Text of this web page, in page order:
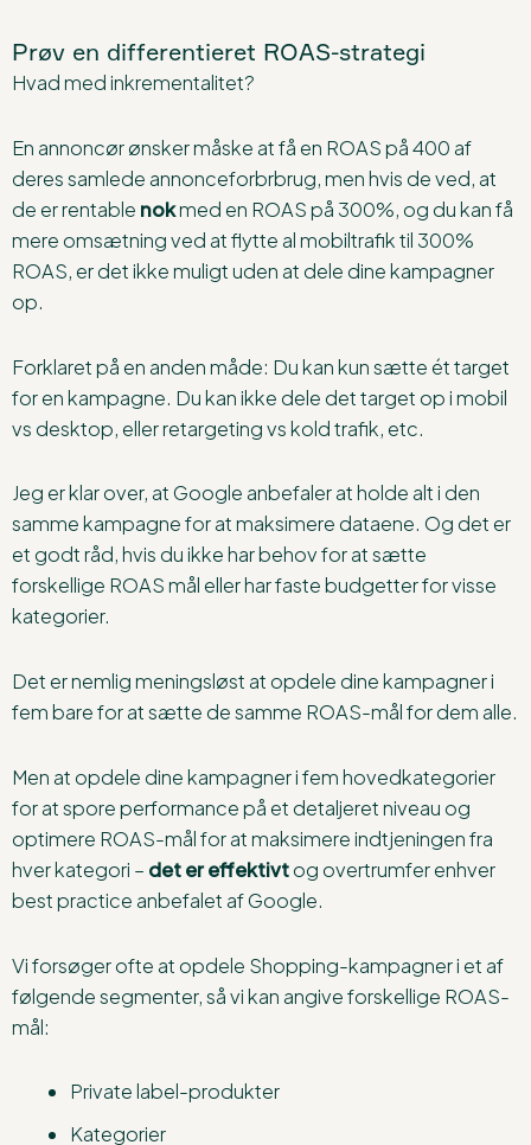
Prøv en differentieret ROAS-strategi
Hvad med inkrementalitet?
En annoncør ønsker måske at få en ROAS på 400 af
deres samlede annonceforbrbrug, men hvis de ved, at
de er rentable nokmed en ROAS på 300%, og du kan få
mere omsætning ved at flytte al mobiltrafik til 300%
ROAS, er det ikke muligt uden at dele dine kampagner
op.
Forklaret på en anden måde: Du kan kun sætte ét target
for en kampagne. Du kan ikke dele det target op i mobil
vs desktop, eller retargeting vs kold trafik, etc.
Jeg er klar over, at Google anbefaler at holde alt i den
samme kampagne for at maksimere dataene. Og det er
et godt råd, hvis du ikke har behov for at sætte
forskellige ROAS mål eller har faste budgetter for visse
kategorier.
Det er nemlig meningsløst at opdele dine kampagner i
fem bare for at sætte de samme ROAS-mål for dem alle.
Men at opdele dine kampagner i fem hovedkategorier
for at spore performance på et detaljeret niveau og
optimere ROAS-mål for at maksimere indtjeningen fra
hver kategori – det er effektivtog overtrumfer enhver
best practice anbefalet af Google.
Vi forsøger ofte at opdele Shopping-kampagner i et af
følgende segmenter, så vi kan angive forskellige ROAS-
mål:
Private label-produkter
Kategorier